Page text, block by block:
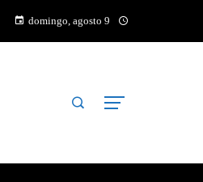
domingo, agosto 9